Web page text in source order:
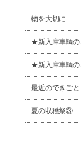
物を大切に
★新入庫車輌
★新入庫車輌
最近のできごと
夏の収穫祭③